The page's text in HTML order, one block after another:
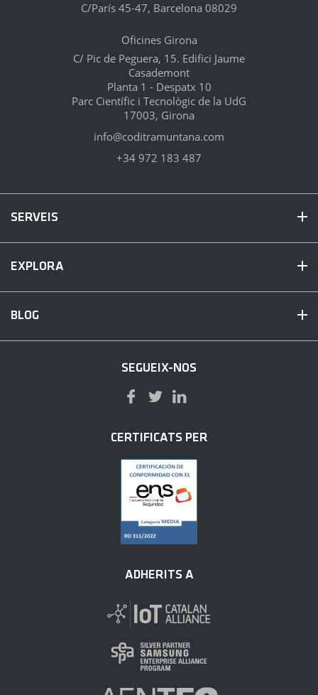
C/París 45-47, Barcelona 08029
Oficines Girona
C/ Pic de Peguera, 15. Edifici Jaume
Casademont
Planta 1 - Despatx 10
Parc Científic i Tecnològic de la UdG
17003, Girona
info@coditramuntana.com
+34 972 183 487
SERVEIS
EXPLORA
BLOG
SEGUEIX-NOS
CERTIFICATS PER
ADHERITS A